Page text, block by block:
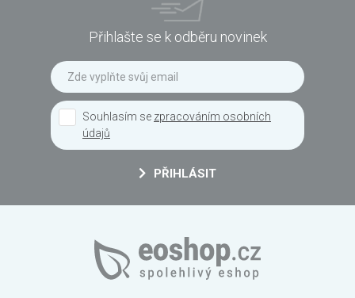
Přihlašte se k odběru novinek
Souhlasím se zpracováním osobních
údajů
PŘIHLÁSIT